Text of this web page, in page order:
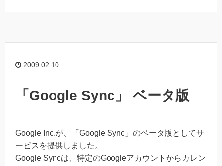
2009.02.10
「Google Sync」 ベータ版
Google Inc.が、「Google Sync」のベータ版としてサ
ービスを提供しました。
Google Syncは、特定のGoogleアカウントからカレン